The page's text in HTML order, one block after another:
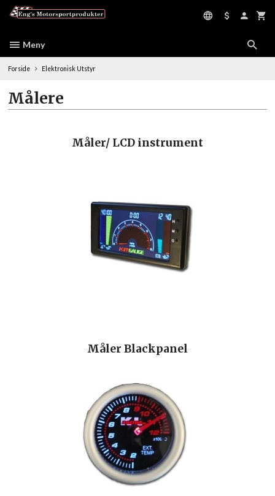
Meny
Forside Elektronisk Utstyr
Målere
Måler/ LCD instrument
Måler Blackpanel